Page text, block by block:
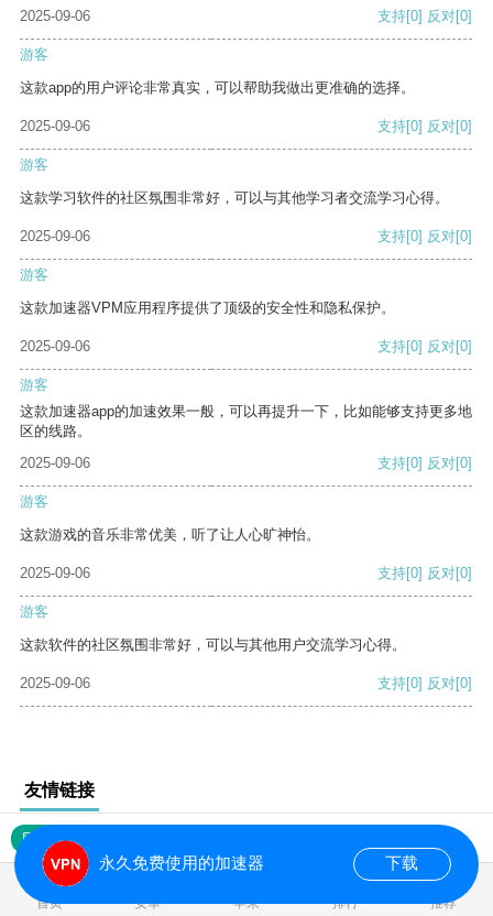
2025-09-06 支持[0] 反对[0]
游客
这款app的用户评论非常真实，可以帮助我做出更准确的选择。
2025-09-06 支持[0] 反对[0]
游客
这款学习软件的社区氛围非常好，可以与其他学习者交流学习心得。
2025-09-06 支持[0] 反对[0]
游客
这款加速器VPM应用程序提供了顶级的安全性和隐私保护。
2025-09-06 支持[0] 反对[0]
游客
这款加速器app的加速效果一般，可以再提升一下，比如能够支持更多地
区的线路。
2025-09-06
支持[0] 反对[0]
游客
这款游戏的音乐非常优美，听了让人心旷神怡。
2025-09-06 支持[0] 反对[0]
游客
这款软件的社区氛围非常好，可以与其他用户交流学习心得。
2025-09-06 支持[0] 反对[0]
友情链接
网站地图
首页 安卓 苹果 排行 推荐
永久免费使用的加速器 下载
0.017592s